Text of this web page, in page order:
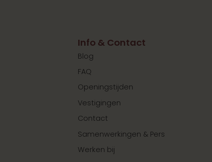
Info & Contact
Blog
FAQ
Openingstijden
Vestigingen
Contact
Samenwerkingen & Pers
Werken bij